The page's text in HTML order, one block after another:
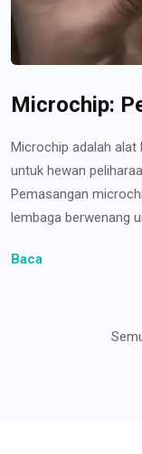
Microchip:
Microchip adalah alat
untuk hewan
Pemasangan
lembaga berwenang
Baca